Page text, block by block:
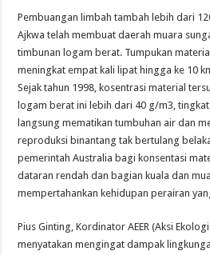
Pembuangan limbah tambah lebih dari
Ajkwa telah membuat daerah muara
timbunan logam berat. Tumpukan
meningkat empat kali lipat hingga ke 10
Sejak tahun 1998, kosentrasi material
logam berat ini lebih dari 40 g/m3,
langsung mematikan tumbuhan air dan
reproduksi binantang tak bertulang
pemerintah Australia bagi konsentasi
dataran rendah dan bagian kuala dan
mempertahankan kehidupan perairan
Pius Ginting, Kordinator AEER (Aksi
menyatakan mengingat dampak